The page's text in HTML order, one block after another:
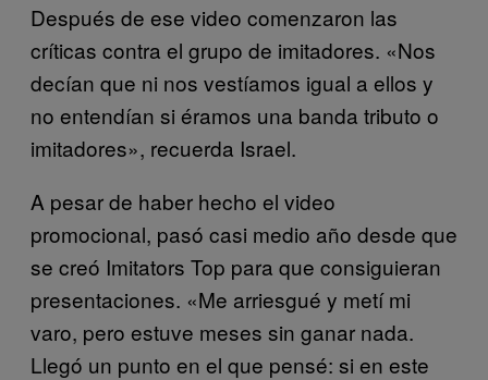
Después de ese video comenzaron las
críticas contra el grupo de imitadores. «Nos
decían que ni nos vestíamos igual a ellos y
no entendían si éramos una banda tributo o
imitadores», recuerda Israel.
A pesar de haber hecho el video
promocional, pasó casi medio año desde que
se creó Imitators Top para que consiguieran
presentaciones. «Me arriesgué y metí mi
varo, pero estuve meses sin ganar nada.
Llegó un punto en el que pensé: si en este